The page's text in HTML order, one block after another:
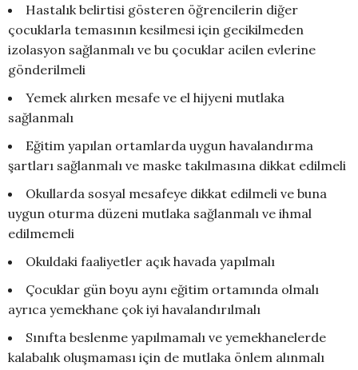
Hastalık belirtisi gösteren öğrencilerin diğer
çocuklarla temasının kesilmesi için gecikilmeden
izolasyon sağlanmalı ve bu çocuklar acilen evlerine
gönderilmeli
Yemek alırken mesafe ve el hijyeni mutlaka
sağlanmalı
Eğitim yapılan ortamlarda uygun havalandırma
şartları sağlanmalı ve maske takılmasına dikkat edilmeli
Okullarda sosyal mesafeye dikkat edilmeli ve buna
uygun oturma düzeni mutlaka sağlanmalı ve ihmal
edilmemeli
Okuldaki faaliyetler açık havada yapılmalı
Çocuklar gün boyu aynı eğitim ortamında olmalı
ayrıca yemekhane çok iyi havalandırılmalı
Sınıfta beslenme yapılmamalı ve yemekhanelerde
kalabalık oluşmaması için de mutlaka önlem alınmalı